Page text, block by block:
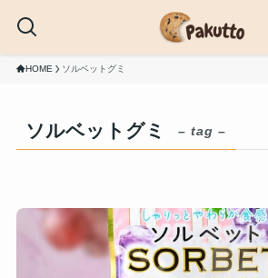
HOME ソルベットグミ
ソルベットグミ – tag –